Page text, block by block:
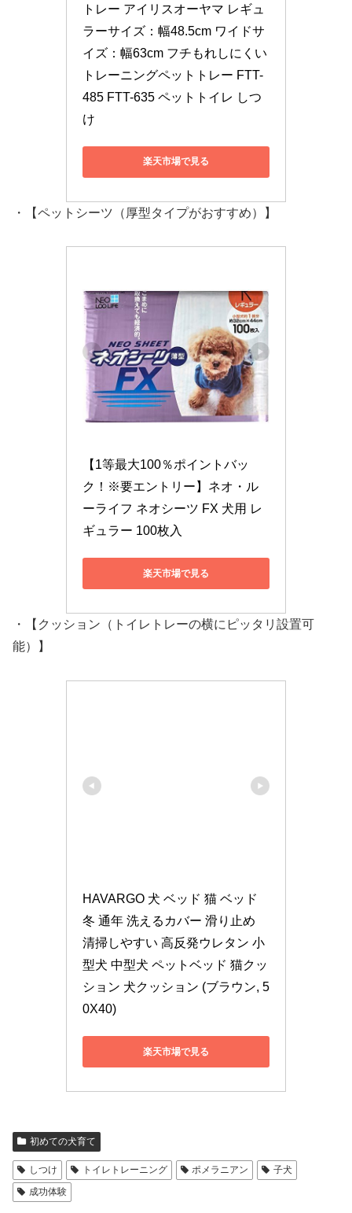
トレー アイリスオーヤマ レギュ
ラーサイズ：幅48.5cm ワイドサ
イズ：幅63cm フチもれしにくい
トレーニングペットトレー FTT-
485 FTT-635 ペットトイレ しつ
け
楽天市場で見る
・【ペットシーツ（厚型タイプがおすすめ）】
【1等最大100％ポイントバッ
ク！※要エントリー】ネオ・ル
ーライフ ネオシーツ FX 犬用 レ
ギュラー 100枚入
楽天市場で見る
・【クッション（トイレトレーの横にピッタリ設置可
能）】
HAVARGO 犬 ベッド 猫 ベッド
冬 通年 洗えるカバー 滑り止め
清掃しやすい 高反発ウレタン 小
型犬 中型犬 ペットベッド 猫クッ
ション 犬クッション (ブラウン, 5
0X40)
楽天市場で見る
初めての犬育て
しつけ トイレトレーニング ポメラニアン
子犬
成功体験